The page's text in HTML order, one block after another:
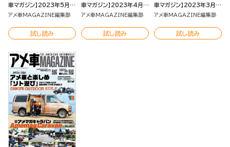
車マガジン】2023年5月号
[雑誌]
アメ車MAGAZINE編集部
試し読み
車マガジン】2023年4月号
[雑誌]
アメ車MAGAZINE編集部
試し読み
車マガジン】2023年3月号
[雑誌]
アメ車MAGAZINE編集部
試し読み